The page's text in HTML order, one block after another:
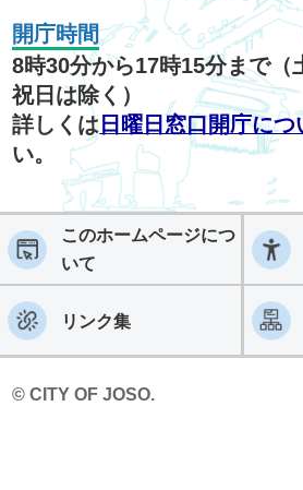
開庁時間
8時30分から17時15分まで（
祝日は除く）
詳しくは 日曜日窓口開庁につ
い。
このホームページにつ
いて
リンク集
© CITY OF JOSO.